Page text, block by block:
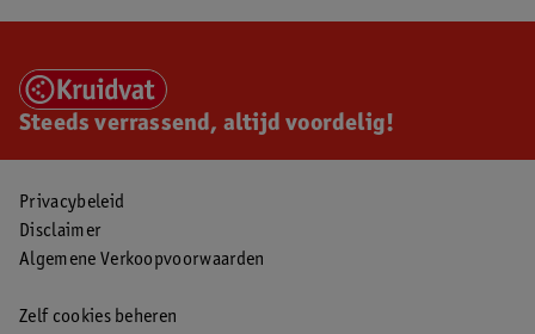
Steeds verrassend, altijd voordelig!
Privacybeleid
Disclaimer
Algemene Verkoopvoorwaarden
Zelf cookies beheren